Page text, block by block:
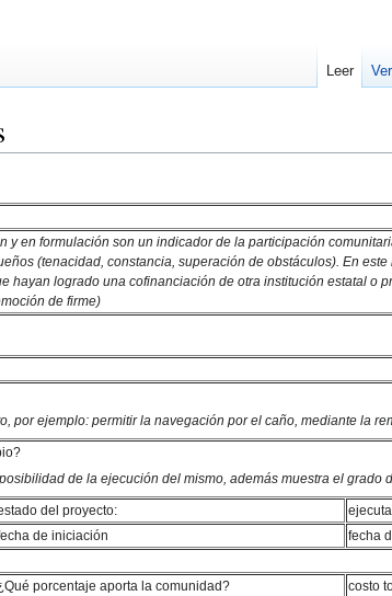
en formulación son un indicador de la participación
(tenacidad, constancia, superación de obstáculos). En
hayan logrado una cofinanciación de otra institución estatal o
de firme)
por ejemplo: permitir la navegación por el caño, mediante la
de la ejecución del mismo, además muestra el grado
del proyecto:
de iniciación
fecha
porcentaje aporta la comunidad?
costo
Leer